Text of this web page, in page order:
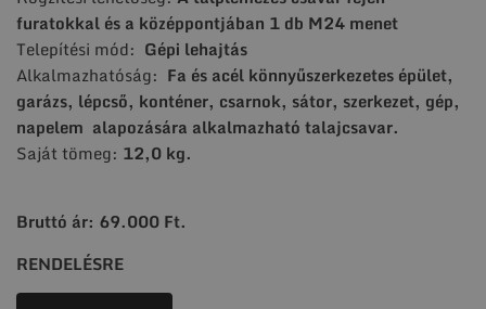
furatokkal és a középpontjában 1 db M24 menet
Telepítési mód: Gépi lehajtás
Alkalmazhatóság: Fa és acél könnyűszerkezetes épület,
garázs, lépcső, konténer, csarnok, sátor, szerkezet, gép,
napelem alapozására alkalmazható talajcsavar.
Saját tömeg: 12,0 kg.
Bruttó ár: 69.000 Ft.
RENDELÉSRE